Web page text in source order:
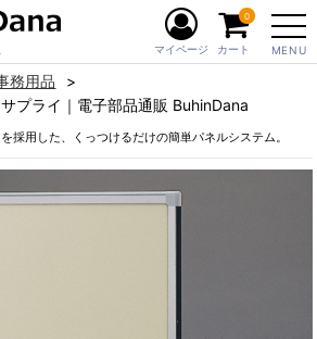
MENU
マイページ カート
0
務用品
プライ｜電子部品通販 BuhinDana
採用した、くっつけるだけの簡単パネルシステム。